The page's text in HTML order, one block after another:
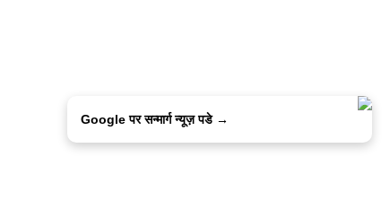
Google पर सन्मार्ग न्यूज़ पडे →